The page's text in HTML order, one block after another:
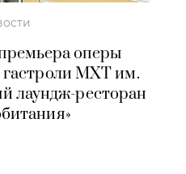
оперы
гастроли МХТ им.
лаундж-ресторан